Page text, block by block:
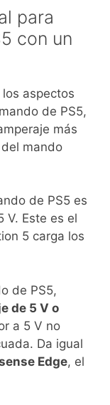
para
con un
aspectos
de PS5,
más
mando
de PS5 es
V. Este es el
5 carga los
de PS5,
de 5 V o
a 5 V no
Da igual
Edge, el